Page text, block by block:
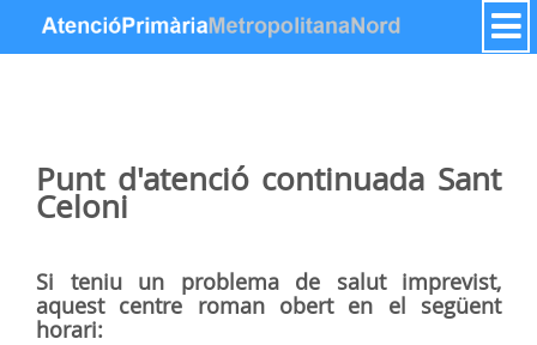
Hyppää sisältöön
Punt d'atenció continuada Sant
Celoni
Si teniu un problema de salut imprevist,
aquest centre roman obert en el següent
horari: